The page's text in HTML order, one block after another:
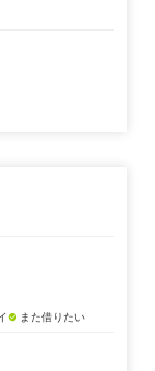
check_circle また借りたい